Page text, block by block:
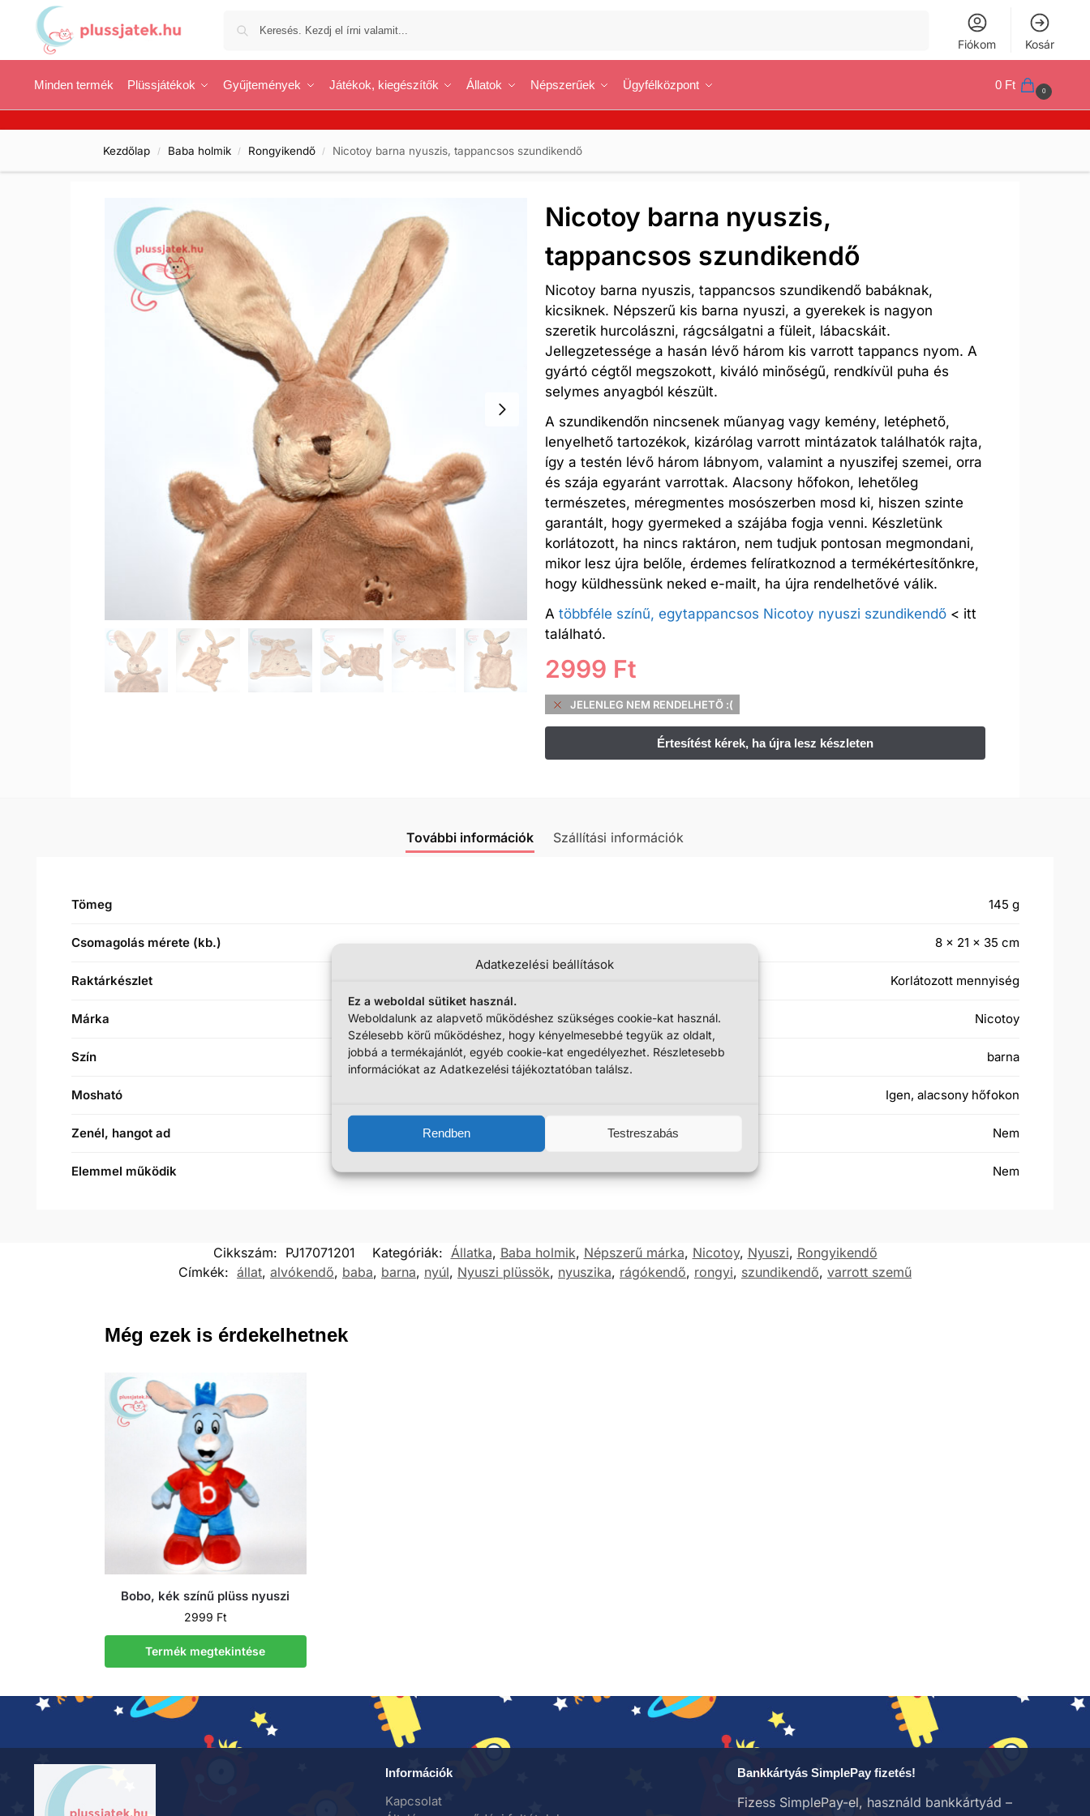
Adatkezelési beállítások
Ez a weboldal sütiket használ.
Weboldalunk az alapvető működéshez szükséges cookie-kat használ.
Szélesebb körű működéshez, hogy kényelmesebbé tegyük az oldalt,
jobbá a termékajánlót, egyéb cookie-kat engedélyezhet. Részletesebb
információkat az Adatkezelési tájékoztatóban találsz.
Rendben Testreszabás
Fiókom Kosár
Minden termék Plüssjátékok Gyűjtemények Játékok, kiegészítők Állatok Népszerűek Ügyfélközpont 0 Ft 0
Kezdőlap / Baba holmik / Rongyikendő / Nicotoy barna nyuszis, tappancsos szundikendő
Nicotoy barna nyuszis,
tappancsos szundikendő
Nicotoy barna nyuszis, tappancsos szundikendő babáknak,
kicsiknek. Népszerű kis barna nyuszi, a gyerekek is nagyon
szeretik hurcolászni, rágcsálgatni a füleit, lábacskáit.
Jellegzetessége a hasán lévő három kis varrott tappancs nyom. A
gyártó cégtől megszokott, kiváló minőségű, rendkívül puha és
selymes anyagból készült.
A szundikendőn nincsenek műanyag vagy kemény, letéphető,
lenyelhető tartozékok, kizárólag varrott mintázatok találhatók rajta,
így a testén lévő három lábnyom, valamint a nyuszifej szemei, orra
és szája egyaránt varrottak. Alacsony hőfokon, lehetőleg
természetes, méregmentes mosószerben mosd ki, hiszen szinte
garantált, hogy gyermeked a szájába fogja venni. Készletünk
korlátozott, ha nincs raktáron, nem tudjuk pontosan megmondani,
mikor lesz újra belőle, érdemes felíratkoznod a termékértesítőnkre,
hogy küldhessünk neked e-mailt, ha újra rendelhetővé válik.
A többféle színű, egytappancsos Nicotoy nyuszi szundikendő < itt
található.
2999 Ft
JELENLEG NEM RENDELHETŐ :(
További információk Szállítási információk
Tömeg 145 g
Csomagolás mérete (kb.) 8 × 21 × 35 cm
Raktárkészlet Korlátozott mennyiség
Márka Nicotoy
Szín barna
Mosható Igen, alacsony hőfokon
Zenél, hangot ad Nem
Elemmel működik Nem
Cikkszám: PJ17071201 Kategóriák: Állatka, Baba holmik, Népszerű márka, Nicotoy, Nyuszi, Rongyikendő
Címkék: állat, alvókendő, baba, barna, nyúl, Nyuszi plüssök, nyuszika, rágókendő, rongyi, szundikendő, varrott szemű
Még ezek is érdekelhetnek
Bobo, kék színű plüss nyuszi
2999 Ft
Termék megtekintése
Információk
Kapcsolat
Bankkártyás SimplePay fizetés!
Fizess SimplePay-el, használd bankkártyád –